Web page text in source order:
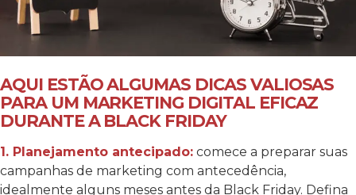
AQUI ESTÃO ALGUMAS DICAS VALIOSAS
PARA UM MARKETING DIGITAL EFICAZ
DURANTE A BLACK FRIDAY
1. Planejamento antecipado: comece a preparar suas
campanhas de marketing com antecedência,
idealmente alguns meses antes da Black Friday. Defina